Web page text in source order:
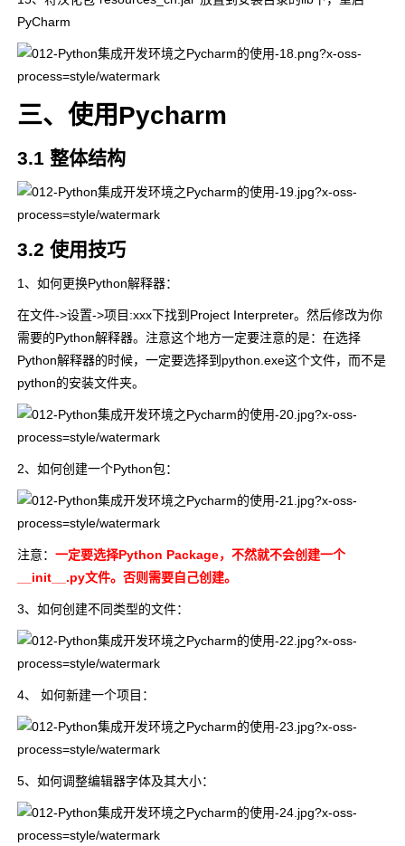
PyCharm
三、使用Pycharm
3.1 整体结构
3.2 使用技巧
1、如何更换Python解释器：
在文件->设置->项目:xxx下找到Project Interpreter。然后修改为你
需要的Python解释器。注意这个地方一定要注意的是：在选择
Python解释器的时候，一定要选择到python.exe这个文件，而不是
python的安装文件夹。
2、如何创建一个Python包：
注意： 一定要选择Python Package，不然就不会创建一个
__init__.py文件。否则需要自己创建。
3、如何创建不同类型的文件：
4、 如何新建一个项目：
5、如何调整编辑器字体及其大小：